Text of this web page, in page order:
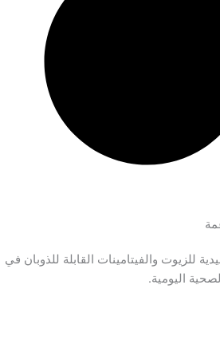
للزيوت والفيتامينات القابلة للذوبان في
اليومية.